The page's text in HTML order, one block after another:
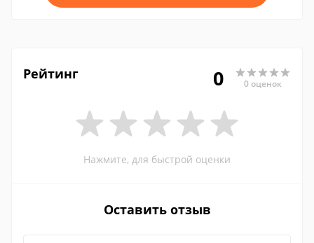
Рейтинг 0 0 оценок
Нажмите, для быстрой оценки
Оставить отзыв